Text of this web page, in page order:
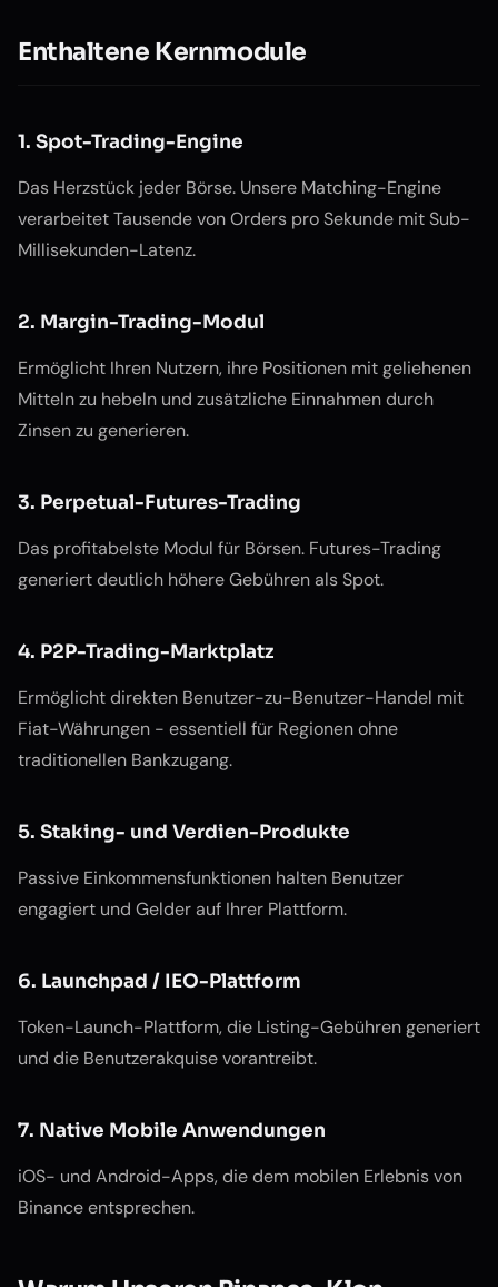
Enthaltene Kernmodule
1. Spot-Trading-Engine
Das Herzstück jeder Börse. Unsere Matching-Engine
verarbeitet Tausende von Orders pro Sekunde mit Sub-
Millisekunden-Latenz.
2. Margin-Trading-Modul
Ermöglicht Ihren Nutzern, ihre Positionen mit geliehenen
Mitteln zu hebeln und zusätzliche Einnahmen durch
Zinsen zu generieren.
3. Perpetual-Futures-Trading
Das profitabelste Modul für Börsen. Futures-Trading
generiert deutlich höhere Gebühren als Spot.
4. P2P-Trading-Marktplatz
Ermöglicht direkten Benutzer-zu-Benutzer-Handel mit
Fiat-Währungen - essentiell für Regionen ohne
traditionellen Bankzugang.
5. Staking- und Verdien-Produkte
Passive Einkommensfunktionen halten Benutzer
engagiert und Gelder auf Ihrer Plattform.
6. Launchpad / IEO-Plattform
Token-Launch-Plattform, die Listing-Gebühren generiert
und die Benutzerakquise vorantreibt.
7. Native Mobile Anwendungen
iOS- und Android-Apps, die dem mobilen Erlebnis von
Binance entsprechen.